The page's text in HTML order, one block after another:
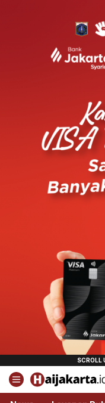
Haijakarta.id
Semua Tentang